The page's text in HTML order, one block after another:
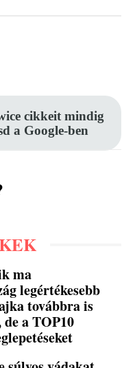
cikkeit mindig
a Google-ben
ma
legértékesebb
továbbra is
a TOP10